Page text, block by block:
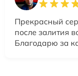
Прекрасный
после залития
Благодарю за